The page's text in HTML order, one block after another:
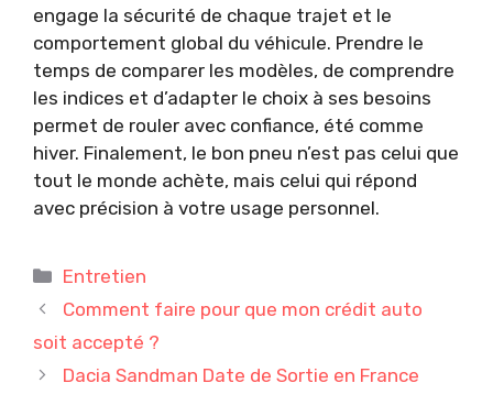
engage la sécurité de chaque trajet et le
comportement global du véhicule. Prendre le
temps de comparer les modèles, de comprendre
les indices et d’adapter le choix à ses besoins
permet de rouler avec confiance, été comme
hiver. Finalement, le bon pneu n’est pas celui que
tout le monde achète, mais celui qui répond
avec précision à votre usage personnel.
Catégories
Entretien
Comment faire pour que mon crédit auto
soit accepté ?
Dacia Sandman Date de Sortie en France